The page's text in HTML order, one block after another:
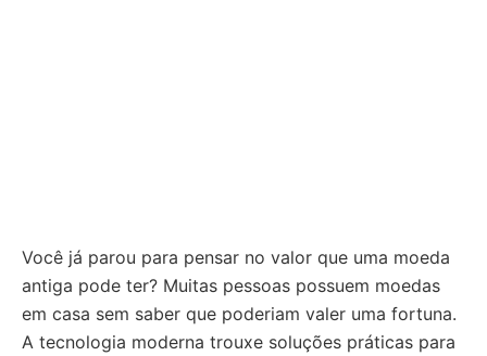
Você já parou para pensar no valor que uma moeda
antiga pode ter? Muitas pessoas possuem moedas
em casa sem saber que poderiam valer uma fortuna.
A tecnologia moderna trouxe soluções práticas para